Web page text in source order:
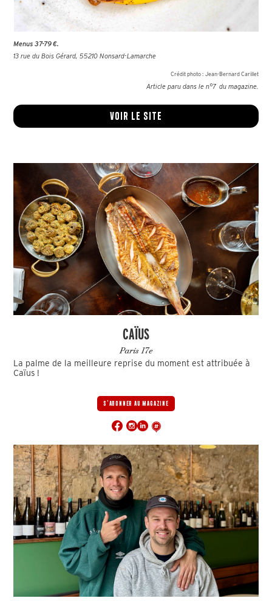
Menus 37-79 €.
13 rue du Bois Gérard, 55210 Nonsard-Lamarche
Crédit photo : Jean-Bernard Carillet
Article paru dans le n°7 du magazine.
Voir le site
CAÏUS
Paris 17e
La palme de la meilleure reprise du moment est attribuée à
Caïus !
S'ABONNER AU MAGAZINE